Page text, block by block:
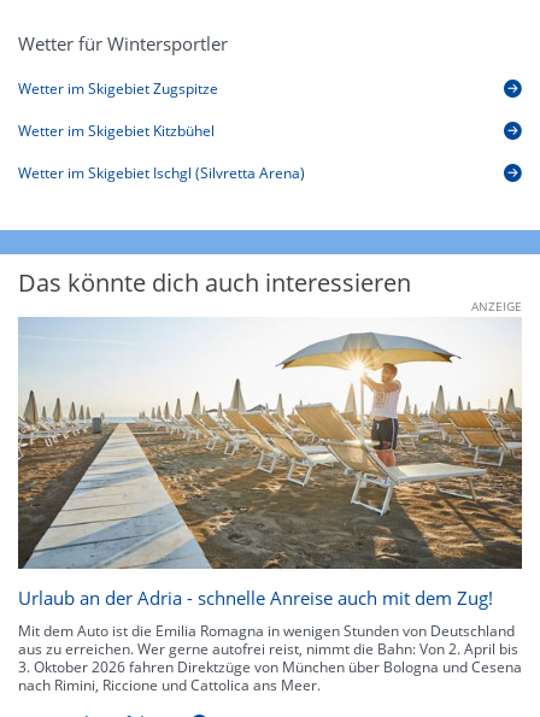
Wetter für Wintersportler
Wetter im Skigebiet Zugspitze
Wetter im Skigebiet Kitzbühel
Wetter im Skigebiet Ischgl (Silvretta Arena)
Das könnte dich auch interessieren
ANZEIGE
Urlaub an der Adria - schnelle Anreise auch mit dem Zug!
Mit dem Auto ist die Emilia Romagna in wenigen Stunden von Deutschland
aus zu erreichen. Wer gerne autofrei reist, nimmt die Bahn: Von 2. April bis
3. Oktober 2026 fahren Direktzüge von München über Bologna und Cesena
nach Rimini, Riccione und Cattolica ans Meer.